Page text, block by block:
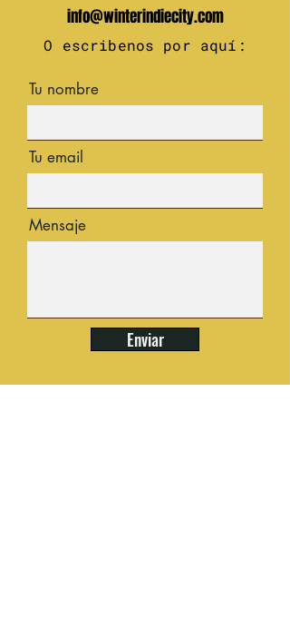
info@winterindiecity.com
O escribenos por aquí:
Tu nombre
Tu email
Mensaje
Enviar